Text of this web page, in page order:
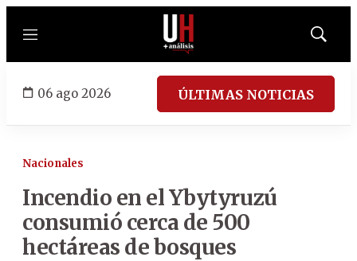
Menú
Mostrar
06 ago 2026 ÚLTIMAS NOTICIAS
Nacionales
Incendio en el Ybytyruzú
consumió cerca de 500
hectáreas de bosques